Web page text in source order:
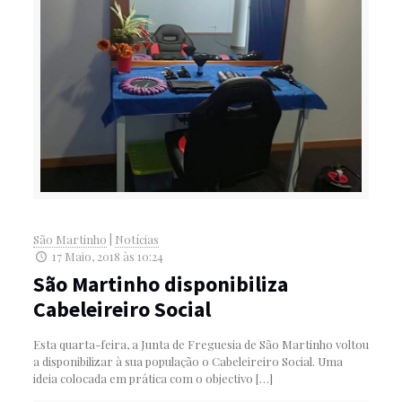
São Martinho
Notícias
17 Maio, 2018 às 10:24
São Martinho disponibiliza
Cabeleireiro Social
Esta quarta-feira, a Junta de Freguesia de São Martinho voltou
a disponibilizar à sua população o Cabeleireiro Social. Uma
ideia colocada em prática com o objectivo […]